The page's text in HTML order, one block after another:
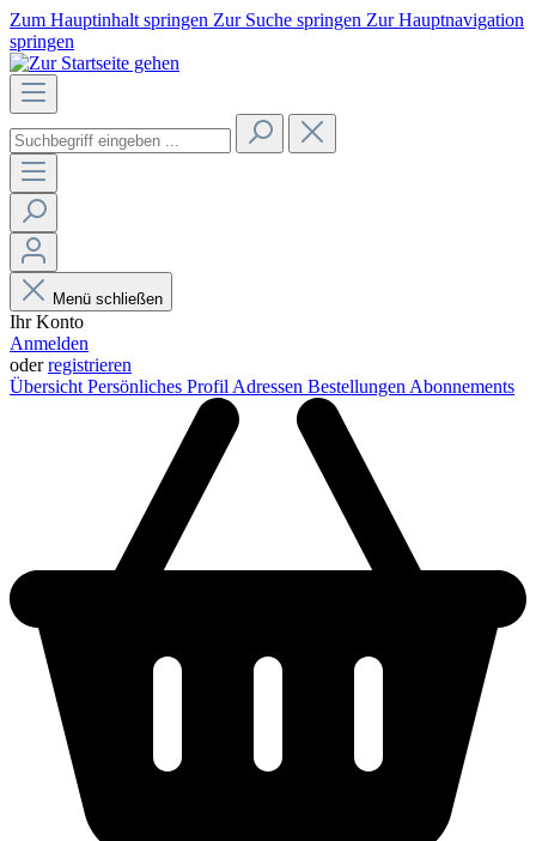
Zum Hauptinhalt springen Zur Suche springen Zur Hauptnavigation
springen
Menü schließen
Ihr Konto
Anmelden
oderregistrieren
Übersicht Persönliches Profil Adressen Bestellungen Abonnements